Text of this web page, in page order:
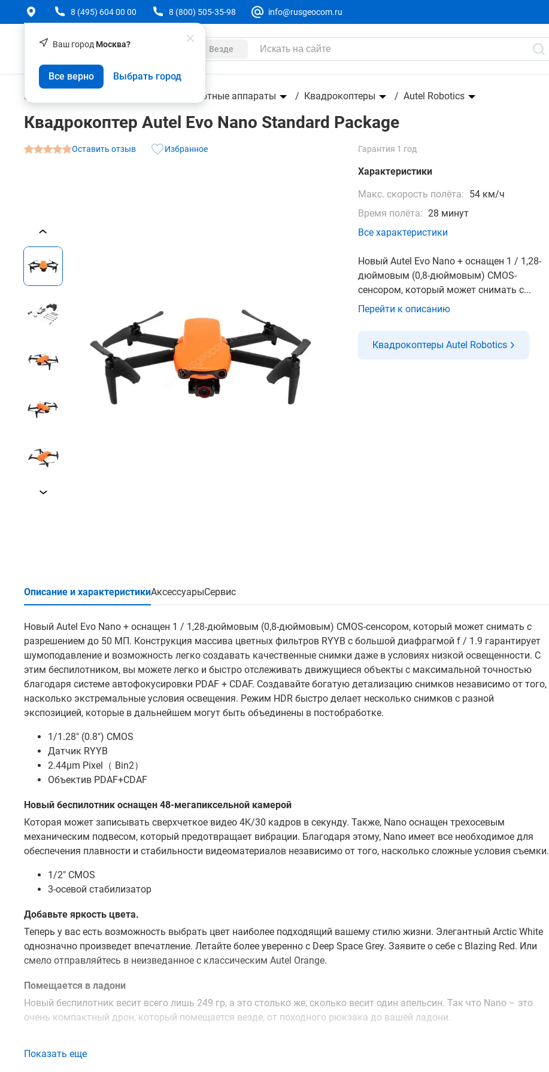
Ваш город Москва?
Все верно Выбрать город
8 (495) 604 00 00 8 (800) 505-35-98 info@rusgeocom.ru
Везде
Геодезическое оборудование Беспилотные аппараты Квадрокоптеры Autel Robotics
Квадрокоптер Autel Evo Nano Standard Package
Оставить отзыв Избранное Гарантия 1 год
Характеристики
Макс. скорость полёта: 54 км/ч
Время полёта: 28 минут
Все характеристики
Новый Autel Evo Nano + оснащен 1 / 1,28-
дюймовым (0,8-дюймовым) CMOS-
сенсором, который может снимать с...
Перейти к описанию
Квадрокоптеры Autel Robotics
Описание и характеристикиАксессуарыСервис
Квадрокоптер Autel Evo Nano Standard Package
О товаре ХарактеристикиАксессуары
Новый Autel Evo Nano + оснащен 1 / 1,28-дюймовым (0,8-дюймовым) CMOS-сенсором, который может снимать с
разрешением до 50 МП. Конструкция массива цветных фильтров RYYB с большой диафрагмой f / 1.9 гарантирует
шумоподавление и возможность легко создавать качественные снимки даже в условиях низкой освещенности. С
этим беспилотником, вы можете легко и быстро отслеживать движущиеся объекты с максимальной точностью
благодаря системе автофокусировки PDAF + CDAF. Создавайте богатую детализацию снимков независимо от того,
насколько экстремальные условия освещения. Режим HDR быстро делает несколько снимков с разной
экспозицией, которые в дальнейшем могут быть объединены в постобработке.
1/1.28″ (0.8″) CMOS
Датчик RYYB
2.44μm Pixel（ Bin2）
Объектив PDAF+CDAF
Новый беспилотник оснащен 48-мегапиксельной камерой
Которая может записывать сверхчеткое видео 4K/30 кадров в секунду. Также, Nano оснащен трехосевым
механическим подвесом, который предотвращает вибрации. Благодаря этому, Nano имеет все необходимое для
обеспечения плавности и стабильности видеоматериалов независимо от того, насколько сложные условия съемки.
1/2″ CMOS
3-осевой стабилизатор
Добавьте яркость цвета.
Теперь у вас есть возможность выбрать цвет наиболее подходящий вашему стилю жизни. Элегантный Arctic White
однозначно произведет впечатление. Летайте более уверенно с Deep Space Grey. Заявите о себе с Blazing Red. Или
смело отправляйтесь в неизведанное с классическим Autel Orange.
Помещается в ладони
Новый беспилотник весит всего лишь 249 гр, а это столько же, сколько весит один апельсин. Так что Nano – это
очень компактный дрон, который помещается везде, от походного рюкзака до вашей ладони.
Данный беспилотник вы можете настроить так, чтобы он автоматически следил за любым объектом, а вы можете
Показать еще